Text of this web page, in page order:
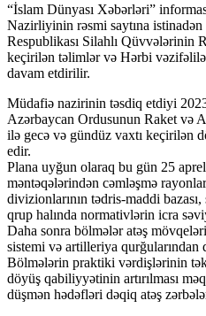
“İslam Dünyası Xəbərləri”
Nazirliyinin rəsmi saytına
Respublikası Silahlı Qüvvələrinin
keçirilən təlimlər və Hərbi
davam etdirilir.
Müdafiə nazirinin təsdiq etdiyi
Azərbaycan Ordusunun Raket və
ilə gecə və gündüz vaxtı keçirilən
edir.
Plana uyğun olaraq bu gün 25
məntəqələrindən cəmləşmə
divizionlarının tədris-maddi
qrup halında normativlərin icra
Daha sonra bölmələr atəş
sistemi və artilleriya qurğularından
Bölmələrin praktiki vərdişlərinin
döyüş qabiliyyətinin artırılması
düşmən hədəfləri dəqiq atəş